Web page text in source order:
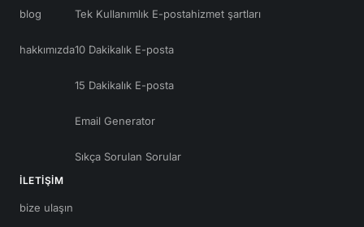
blog
hakkımızda
Tek Kullanımlık E-posta
10 Dakikalık E-posta
15 Dakikalık E-posta
Email Generator
Sıkça Sorulan Sorular
hizmet şartları
ILETIŞIM
bize ulaşın